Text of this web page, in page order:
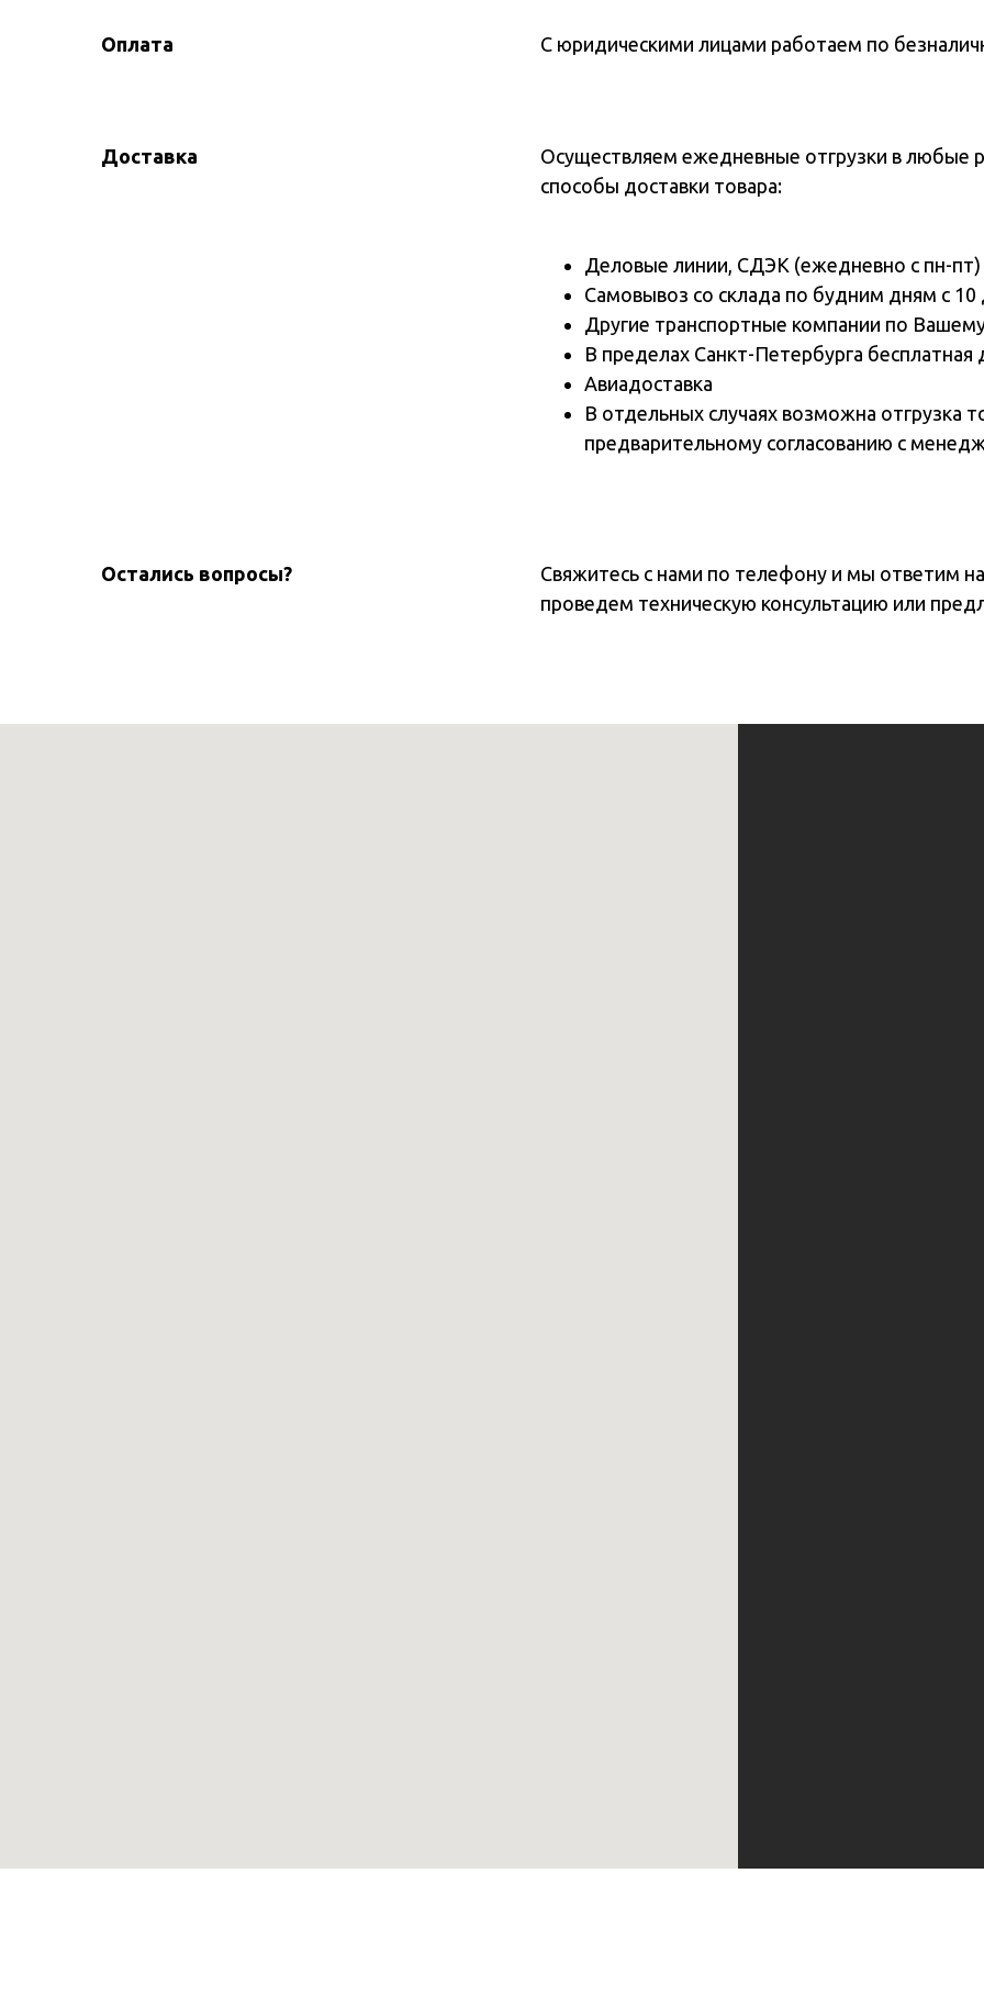
Оплата С юридическими лицами работаем по
Доставка
Осуществляем ежедневные отгрузки в любые
способы доставки товара:
Деловые линии, СДЭК (ежедневно с пн-пт)
Самовывоз со склада по будним дням с
Другие транспортные компании по
В пределах Санкт-Петербурга
Авиадоставка
В отдельных случаях возможна отгрузка
предварительному согласованию с
Остались вопросы?
Свяжитесь с нами по телефону и мы ответим
проведем техническую консультацию или